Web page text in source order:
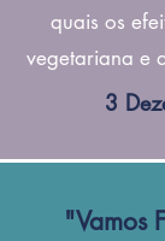
quais os
vegetariana e
3
"Vamos